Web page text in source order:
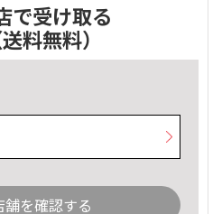
で受け取る
送料無料）
を確認する